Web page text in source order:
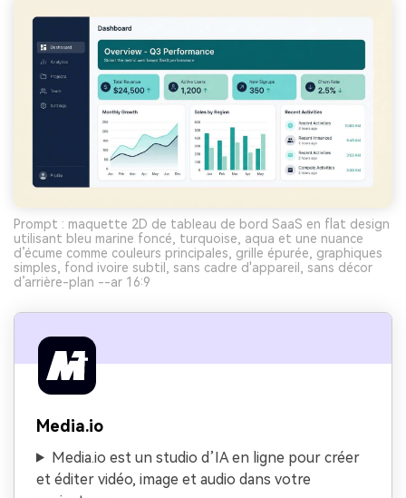
Prompt : maquette 2D de tableau de bord SaaS en flat design
utilisant bleu marine foncé, turquoise, aqua et une nuance
d’écume comme couleurs principales, grille épurée, graphiques
simples, fond ivoire subtil, sans cadre d'appareil, sans décor
d’arrière-plan --ar 16:9
Media.io
Media.io est un studio d’IA en ligne pour créer
et éditer vidéo, image et audio dans votre